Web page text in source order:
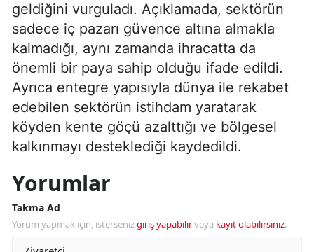
geldiğini vurguladı. Açıklamada, sektörün
sadece iç pazarı güvence altına almakla
kalmadığı, aynı zamanda ihracatta da
önemli bir paya sahip olduğu ifade edildi.
Ayrıca entegre yapısıyla dünya ile rekabet
edebilen sektörün istihdam yaratarak
köyden kente göçü azalttığı ve bölgesel
kalkınmayı desteklediği kaydedildi.
Yorumlar
Takma Ad
Yorum yapmak için, istersenizgiriş yapabilirveya kayıt olabilirsiniz.